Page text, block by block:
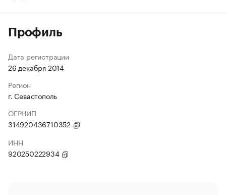
Профиль
Дата регистрации
26 декабря 2014
Регион
г. Севастополь
ОГРНИП
314920436710352
ИНН
920250222934